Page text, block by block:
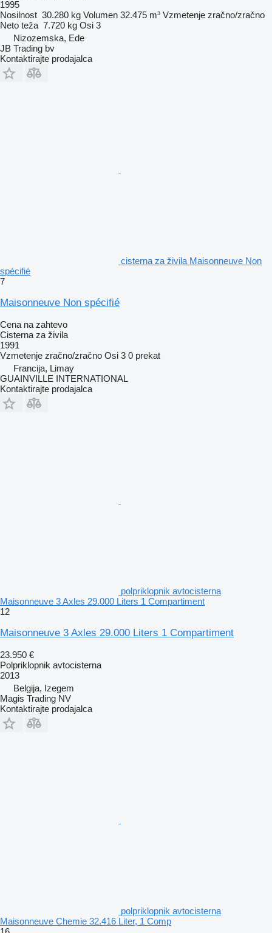
1995
Nosilnost 30.280 kg Volumen 32.475 m³ Vzmetenje zračno/zračno
Neto teža 7.720 kg Osi 3
Nizozemska, Ede
JB Trading bv
Kontaktirajte prodajalca
cisterna za živila Maisonneuve Non
spécifié
7
Maisonneuve Non spécifié
Cena na zahtevo
Cisterna za živila
1991
Vzmetenje zračno/zračno Osi 3 0 prekat
Francija, Limay
GUAINVILLE INTERNATIONAL
Kontaktirajte prodajalca
polpriklopnik avtocisterna
Maisonneuve 3 Axles 29.000 Liters 1 Compartiment
12
Maisonneuve 3 Axles 29.000 Liters 1 Compartiment
23.950 €
Polpriklopnik avtocisterna
2013
Belgija, Izegem
Magis Trading NV
Kontaktirajte prodajalca
polpriklopnik avtocisterna
Maisonneuve Chemie 32.416 Liter, 1 Comp